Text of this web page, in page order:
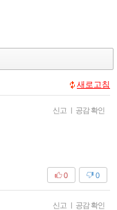
새로고침
신고 | 공감 확인
0
0
신고 | 공감 확인